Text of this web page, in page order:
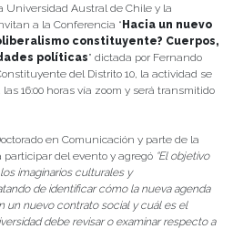
Austral de Chile y la
a la Conferencia “ Hacia un nuevo
constituyente? Cuerpos,
políticas” dictada por Fernando
del Distrito 10, la actividad se
16:00 horas vía zoom y será transmitido
en Comunicación y parte de la
del evento y agregó “El objetivo
imaginarios culturales y
de identificar cómo la nueva agenda
un nuevo contrato social y cuál es el
debe revisar o examinar respecto a